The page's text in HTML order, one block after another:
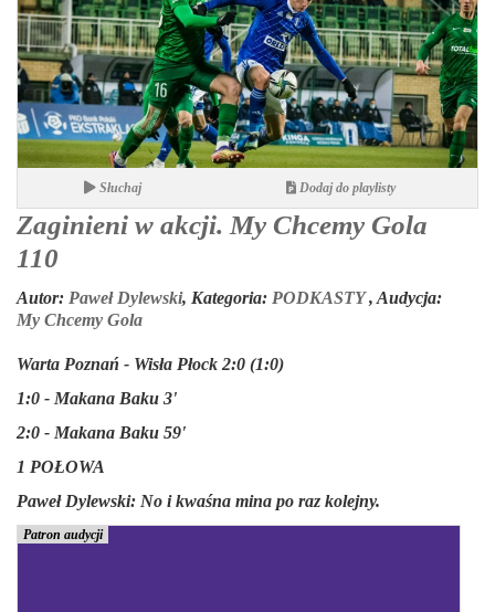
Słuchaj Dodaj do playlisty
Zaginieni w akcji. My Chcemy Gola
110
Autor: Paweł Dylewski, Kategoria: PODKASTY, Audycja:
My Chcemy Gola
Warta Poznań - Wisła Płock 2:0 (1:0)
1:0 - Makana Baku 3'
2:0 - Makana Baku 59'
1 POŁOWA
Paweł Dylewski: No i kwaśna mina po raz kolejny.
Patron audycji